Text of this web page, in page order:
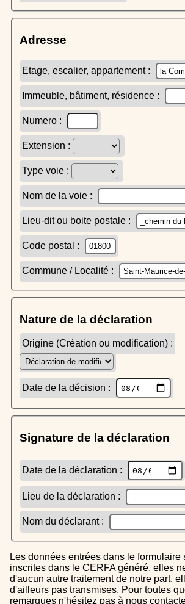
Adresse
Etage, escalier, appartement :
Immeuble, bâtiment, résidence :
Numero :
Extension :
Type voie :
Nom de la voie :
Lieu-dit ou boite postale :
Code postal :
Commune / Localité :
Nature de la déclaration
Origine (Création ou modification) :
Date de la décision :
Signature de la déclaration
Date de la déclaration :
Lieu de la déclaration :
Nom du déclarant :
Les données entrées dans le formulaire sont uniquement
inscrites dans le CERFA généré, elles
d'aucun autre traitement de notre part,
d'ailleurs pas transmises. Pour toutes
remarques n'hésitez pas à nous